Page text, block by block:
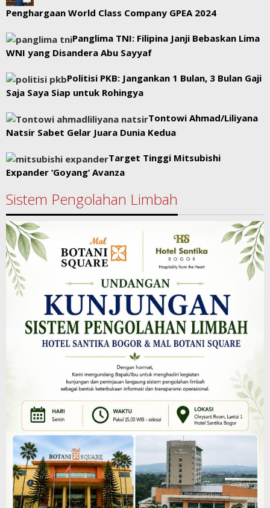
Penghargaan World Class Company GPEA 2024
Panglima TNI: Filipina Janji Bebaskan Lima
WNI yang Disandera Abu Sayyaf
Politisi PKB: Jangankan 1 Bulan, 3 Bulan Gaji
Saja Saya Siap untuk Rohingya
Tontowi Ahmad/Liliyana
Natsir Sabet Gelar Juara Dunia Kedua
Target Tinggi Mitsubishi
Expander ‘Goyang’ Avanza
Sistem Pengolahan Limbah